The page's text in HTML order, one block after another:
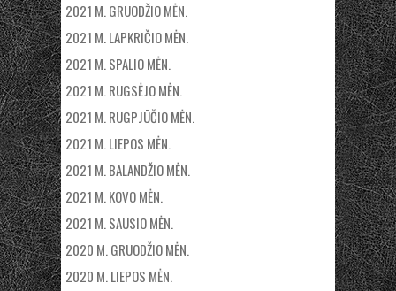
2021 M. GRUODŽIO MĖN.
2021 M. LAPKRIČIO MĖN.
2021 M. SPALIO MĖN.
2021 M. RUGSĖJO MĖN.
2021 M. RUGPJŪČIO MĖN.
2021 M. LIEPOS MĖN.
2021 M. BALANDŽIO MĖN.
2021 M. KOVO MĖN.
2021 M. SAUSIO MĖN.
2020 M. GRUODŽIO MĖN.
2020 M. LIEPOS MĖN.